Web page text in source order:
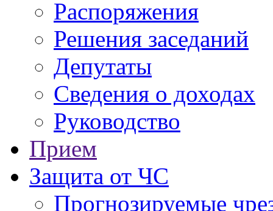
Распоряжения
Решения заседаний
Депутаты
Сведения о доходах
Руководство
Прием
Защита от ЧС
Прогнозируемые